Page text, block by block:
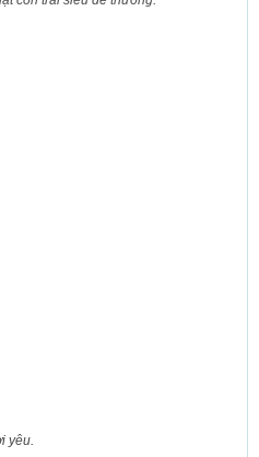
yêu.